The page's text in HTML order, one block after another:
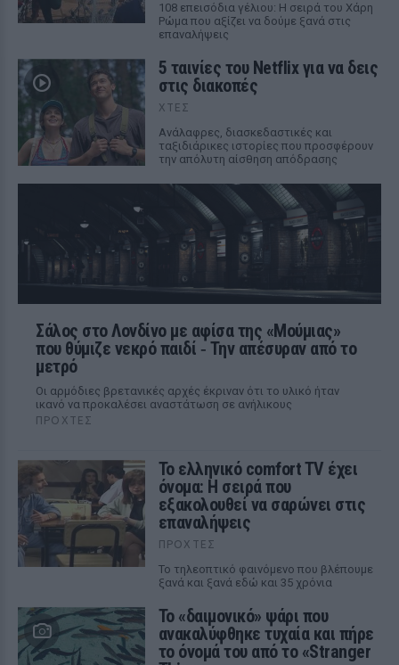
108 επεισόδια γέλιου: Η σειρά του Χάρη
Ρώμα που αξίζει να δούμε ξανά στις
επαναλήψεις
5 ταινίες του Netflix για να δεις
στις διακοπές
ΧΤΕΣ
Aνάλαφρες, διασκεδαστικές και
ταξιδιάρικες ιστορίες που προσφέρουν
την απόλυτη αίσθηση απόδρασης
Σάλος στο Λονδίνο με αφίσα της «Μούμιας»
που θύμιζε νεκρό παιδί ‑ Την απέσυραν από το
μετρό
Οι αρμόδιες βρετανικές αρχές έκριναν ότι το υλικό ήταν
ικανό να προκαλέσει αναστάτωση σε ανήλικους
ΠΡΟΧΤΈΣ
Το ελληνικό comfort TV έχει
όνομα: Η σειρά που
εξακολουθεί να σαρώνει στις
επαναλήψεις
ΠΡΟΧΤΈΣ
Το τηλεοπτικό φαινόμενο που βλέπουμε
ξανά και ξανά εδώ και 35 χρόνια
Το «δαιμονικό» ψάρι που
ανακαλύφθηκε τυχαία και πήρε
το όνομά του από το «Stranger